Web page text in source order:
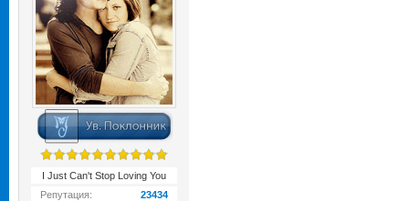
I Just Can't Stop Loving You
Репутация:
23434